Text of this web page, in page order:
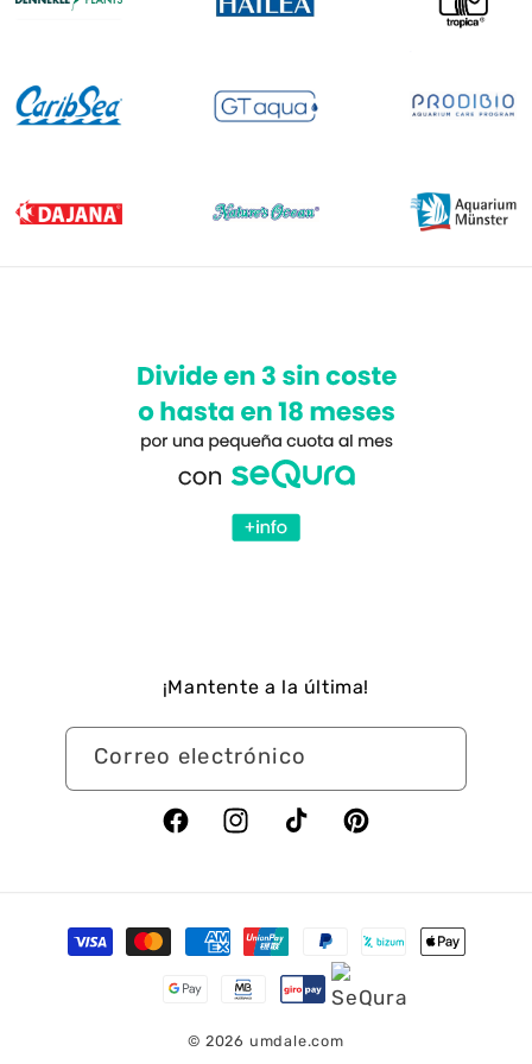
¡Mantente a la última!
Correo electrónico
FacebookInstagramTikTok Pinterest
Formas
de
© 2026 umdale.com